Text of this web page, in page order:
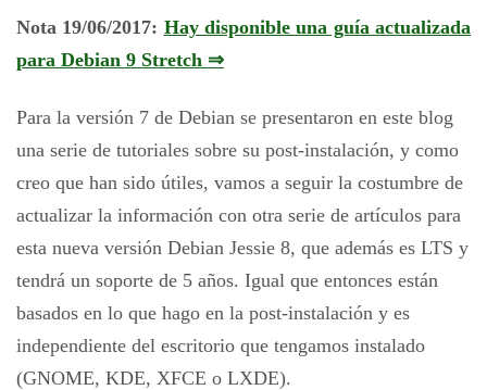
Nota 19/06/2017: Hay disponible una guía actualizada
para Debian 9 Stretch ⇒
Para la versión 7 de Debian se presentaron en este blog
una serie de tutoriales sobre su post-instalación, y como
creo que han sido útiles, vamos a seguir la costumbre de
actualizar la información con otra serie de artículos para
esta nueva versión Debian Jessie 8, que además es LTS y
tendrá un soporte de 5 años. Igual que entonces están
basados en lo que hago en la post-instalación y es
independiente del escritorio que tengamos instalado
(GNOME, KDE, XFCE o LXDE).